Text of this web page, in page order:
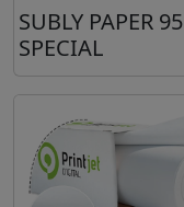
SUBLY PAPER 95
SPECIAL